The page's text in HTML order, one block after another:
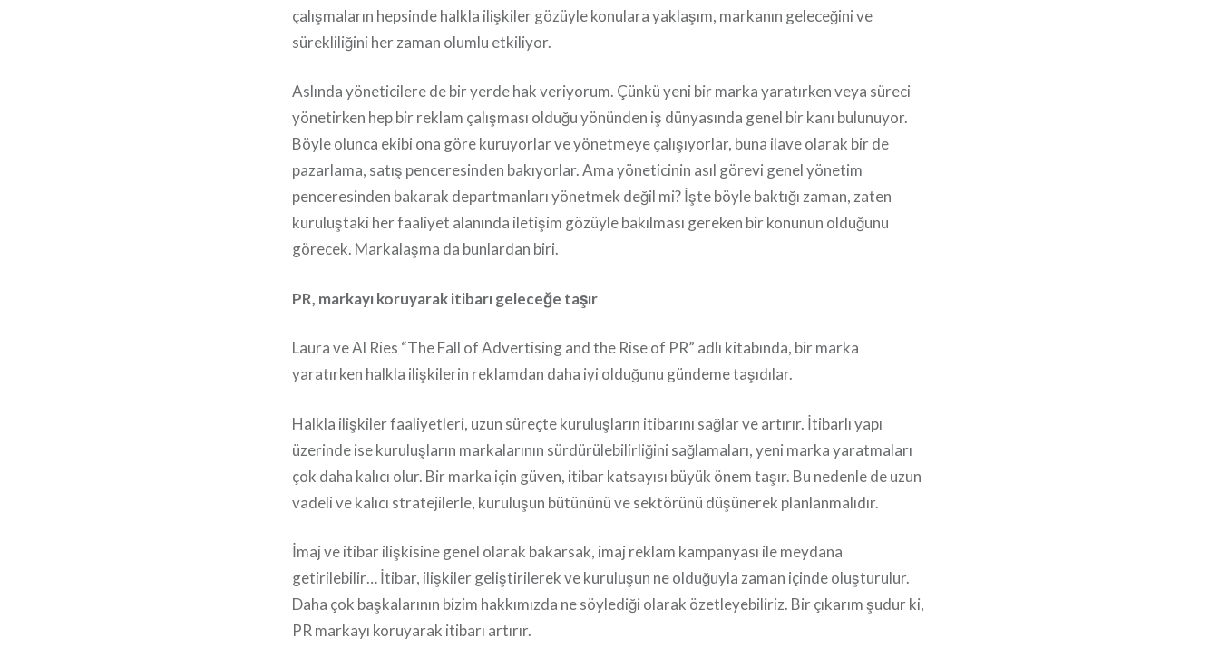
çalışmaların hepsinde halkla ilişkiler gözüyle konulara yaklaşım, markanın geleceğini ve
sürekliliğini her zaman olumlu etkiliyor.
Aslında yöneticilere de bir yerde hak veriyorum. Çünkü yeni bir marka yaratırken veya süreci
yönetirken hep bir reklam çalışması olduğu yönünden iş dünyasında genel bir kanı bulunuyor.
Böyle olunca ekibi ona göre kuruyorlar ve yönetmeye çalışıyorlar, buna ilave olarak bir de
pazarlama, satış penceresinden bakıyorlar. Ama yöneticinin asıl görevi genel yönetim
penceresinden bakarak departmanları yönetmek değil mi?İşte böyle baktığı zaman, zaten
kuruluştaki her faaliyet alanında iletişim gözüyle bakılması gereken bir konunun olduğunu
görecek. Markalaşma da bunlardan biri.
PR, markayı koruyarak itibarı geleceğe taşır
Laura ve Al Ries “The Fall of Advertising and the Rise of PR” adlı kitabında, bir marka
yaratırken halkla ilişkilerin reklamdan daha iyi olduğunu gündeme taşıdılar.
Halkla ilişkiler faaliyetleri, uzun süreçte kuruluşların itibarını sağlar ve artırır. İtibarlı yapı
üzerinde ise kuruluşların markalarının sürdürülebilirliğini sağlamaları, yeni marka yaratmaları
çok daha kalıcı olur. Bir marka için güven, itibar katsayısı büyük önem taşır. Bu nedenle de uzun
vadeli ve kalıcı stratejilerle, kuruluşun bütününü ve sektörünü düşünerek planlanmalıdır.
İmaj ve itibar ilişkisine genel olarak bakarsak, imaj reklam kampanyası ile meydana
getirilebilir… İtibar, ilişkiler geliştirilerek ve kuruluşun ne olduğuyla zaman içinde oluşturulur.
Daha çok başkalarının bizim hakkımızda ne söylediği olarak özetleyebiliriz. Bir çıkarım şudur ki,
PR markayı koruyarak itibarı artırır.